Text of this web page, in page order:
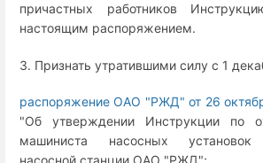
причастных работников
настоящим распоряжением.
3. Признать утратившими силу с 1
распоряжение ОАО "РЖД" от 26
"Об утверждении Инструкции по
машиниста насосных установок
насосной станции ОАО "РЖД";